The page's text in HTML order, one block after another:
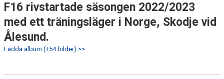
F16 rivstartade säsongen 2022/2023
med ett träningsläger i Norge, Skodje vid
Ålesund.
Ladda album (+54 bilder) >>